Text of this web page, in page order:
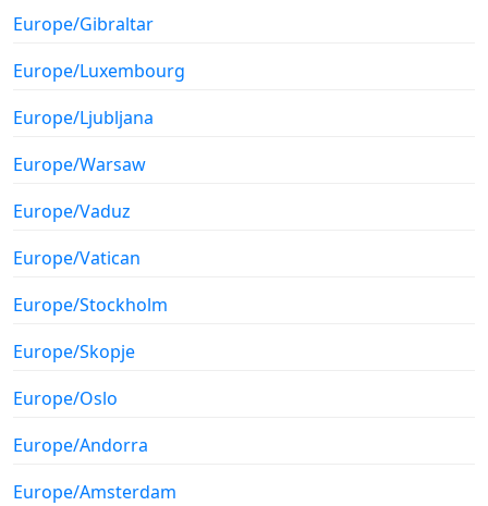
Europe/Gibraltar
Europe/Luxembourg
Europe/Ljubljana
Europe/Warsaw
Europe/Vaduz
Europe/Vatican
Europe/Stockholm
Europe/Skopje
Europe/Oslo
Europe/Andorra
Europe/Amsterdam